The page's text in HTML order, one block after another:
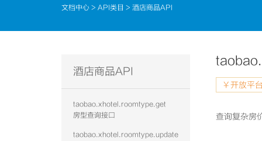
文档中心 > API类目 > 酒店商品API
酒店商品API
taobao.xhotel.roomtype.get
房型查询接口
taobao.xhotel.roomtype.update
￥开放平
查询复杂房